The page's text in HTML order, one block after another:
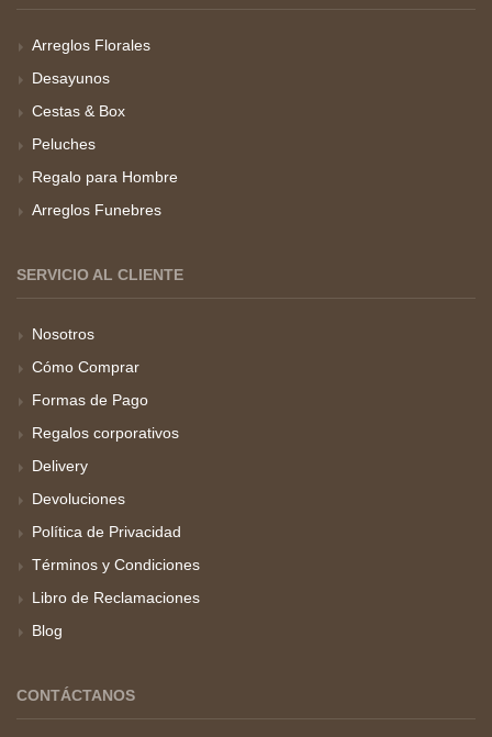
Arreglos Florales
Desayunos
Cestas & Box
Peluches
Regalo para Hombre
Arreglos Funebres
SERVICIO AL CLIENTE
Nosotros
Cómo Comprar
Formas de Pago
Regalos corporativos
Delivery
Devoluciones
Política de Privacidad
Términos y Condiciones
Libro de Reclamaciones
Blog
CONTÁCTANOS